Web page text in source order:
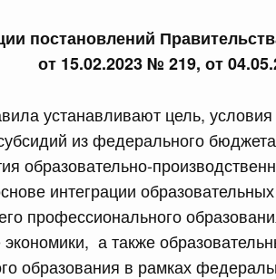
постановлений
от 15.02.2023 № 219, от
устанавливают цель,
из федерального
образовательно-
интеграции
профессионального
а также
образования в рамках
Федерации от 21.07.2026 г. №
Федерации от 21.07.2026 г. №
Российской Федерации от 30